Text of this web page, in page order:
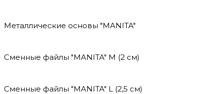
Металлические основы "MANITA"
Сменные файлы "MANITA" М (2 см)
Сменные файлы "MANITA" L (2,5 см)